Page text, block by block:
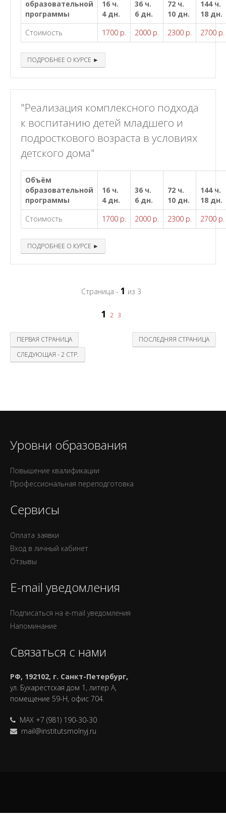
образовательной
программы
16 ч.
4 дн.
36 ч.
6 дн.
72 ч.
10 дн.
144 ч.
18 дн.
Стоимость
1700 р. 2000 р. 2300 р. 2700 р.
ПОДРОБНЕЕ О КУРСЕ ►
"Реализация комплексного подхода
к воспитанию детей младшего и
подросткового возраста в условиях
детского дома"
Объём
образовательной
программы
16 ч.
4 дн.
36 ч.
6 дн.
72 ч.
10 дн.
144 ч.
18 дн.
Стоимость
1700 р. 2000 р. 2300 р. 2700 р.
ПОДРОБНЕЕ О КУРСЕ ►
Страница - 1 из 3
1 2 3
ПЕРВАЯ СТРАНИЦА
ПОСЛЕДНЯЯ СТРАНИЦА
СЛЕДУЮЩАЯ - 2 СТР.
Уровни образования
Повышение квалификации
Профессиональная переподготовка
Сервисы
Оплата заявки
Вход в личный кабинет
Отзывы
E-mail уведомления
Подписаться на e-mail уведомления
Напоминание
Связаться с нами
РФ, 192102, г. Санкт-Петербург,
ул. Бухарестская дом 1, литер А,
помещение 59-Н, офис 704.
MAX +7 (981) 190-30-30
mail@institutsmolnyj.ru